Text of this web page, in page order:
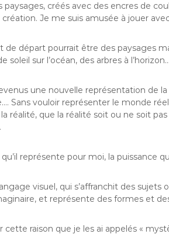
paysages, créés avec des encres de
Je me suis amusée à jouer
de départ pourrait être des paysages
soleil sur l’océan, des arbres à l’horizon…
une nouvelle représentation de
Sans vouloir représenter le monde
réalité, que la réalité soit ou ne soit
représente pour moi, la puissance
visuel, qui s’affranchit des
et représente des formes et
cette raison que je les ai appelés «